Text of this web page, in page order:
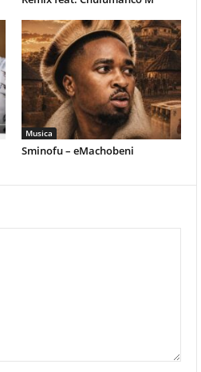
Musica
Sminofu – eMachobeni